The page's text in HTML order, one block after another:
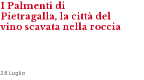
I Palmenti di
Pietragalla, la città del
vino scavata nella roccia
28 Luglio